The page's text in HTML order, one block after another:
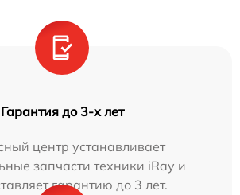
Гарантия до 3-х лет
центр устанавливает
запчасти техники iRay и
гарантию до 3 лет.